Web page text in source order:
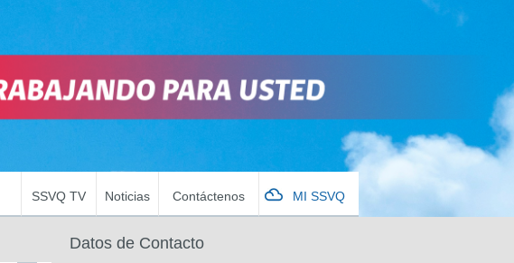
SSVQ TV Noticias Contáctenos MI SSVQ
Datos de Contacto